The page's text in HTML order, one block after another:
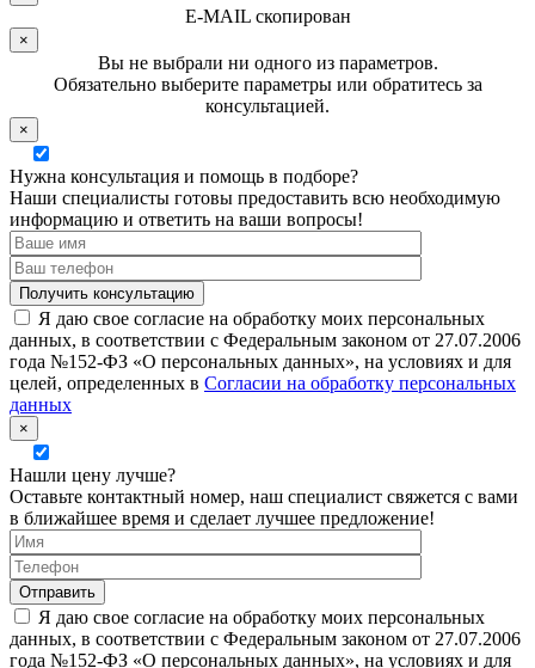
E-MAIL скопирован
×
Вы не выбрали ни одного из параметров.
Обязательно выберите параметры или обратитесь за
консультацией.
×
Нужна консультация и помощь в подборе?
Наши специалисты готовы предоставить всю необходимую
информацию и ответить на ваши вопросы!
Я даю свое согласие на обработку моих персональных
данных, в соответствии с Федеральным законом от 27.07.2006
года №152-ФЗ «О персональных данных», на условиях и для
целей, определенных в Согласии на обработку персональных
данных
×
Нашли цену лучше?
Оставьте контактный номер, наш специалист свяжется с вами
в ближайшее время и сделает лучшее предложение!
Я даю свое согласие на обработку моих персональных
данных, в соответствии с Федеральным законом от 27.07.2006
года №152-ФЗ «О персональных данных», на условиях и для